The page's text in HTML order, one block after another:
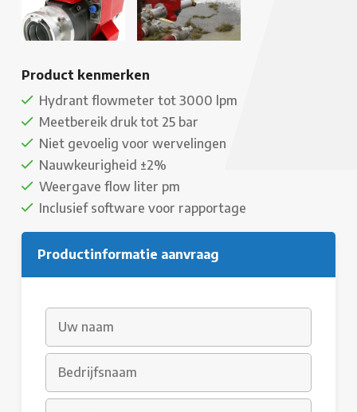
Product kenmerken
Hydrant flowmeter tot 3000 lpm
Meetbereik druk tot 25 bar
Niet gevoelig voor wervelingen
Nauwkeurigheid ±2%
Weergave flow liter pm
Inclusief software voor rapportage
Productinformatie aanvraag